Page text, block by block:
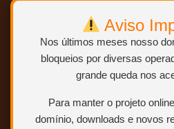
Aviso
Nos últimos meses nosso
bloqueios por diversas
grande queda nos
Para manter o projeto
domínio, downloads e novos